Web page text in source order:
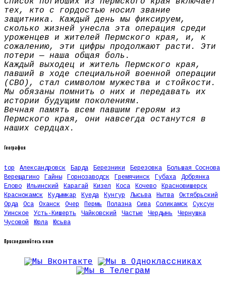
тех, кто с гордостью носил звание
защитника. Каждый день мы фиксируем,
сколько жизней унесла эта операция среди
уроженцев и жителей Пермского края, и, к
сожалению, эти цифры продолжают расти. Эти
потери — наша общая боль.
Каждый выходец и житель Пермского края,
павший в ходе специальной военной операции
(СВО), стал символом мужества и стойкости.
Мы обязаны помнить о них и передавать их
истории будущим поколениям.
Вечная память всем павшим героям из
Пермского края, они навсегда останутся в
наших сердцах.
География
top Александровск Барда Березники Березовка
Большая Соснова
Верещагино
Гайны Горнозаводск Гремячинск Губаха
Добрянка
Елово
Ильинский Карагай Кизел Коса Кочево
Красновишерск
Краснокамск
Кудымкар Куеда Кунгур Лысьва Нытва
Октябрьский
Орда
Оса Оханск Очер Пермь Полазна Сива Соликамск
Суксун
Уинское
Усть-Кишерть Чайковский Частые Чердынь
Чернушка
Чусовой
Юрла Юсьва
Присоединяйтесь к нам